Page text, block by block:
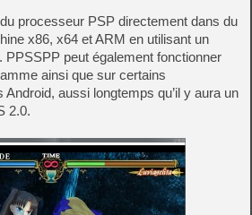
processeur PSP directement dans du
x86, x64 et ARM en utilisant un
peut également fonctionner
ainsi que sur certains
aussi longtemps qu’il y aura un
2.0.